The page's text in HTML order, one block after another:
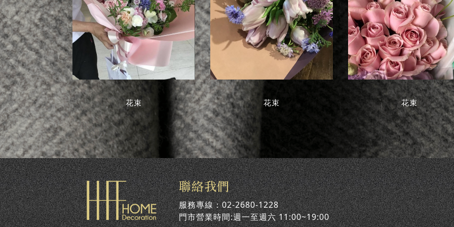
花束 花束 花束
聯絡我們
服務專線：02-2680-1228
門市營業時間:週一至週六 11:00~19:00